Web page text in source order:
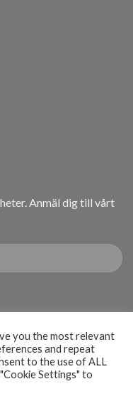
Anmäl dig till vårt
you the most relevant
and repeat
to the use of ALL
Settings" to